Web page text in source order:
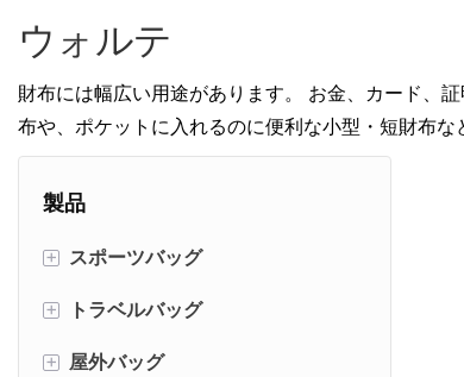
ウォルテ
財布には幅広い用途があります。 お金、カード、
布や、ポケットに入れるのに便利な小型・短財布
製品
+ スポーツバッグ
スポーツバックパック
スポーツダッフルバッグ
+
トラベルバッグ
トラベルバックパック
+ 屋外バッグ